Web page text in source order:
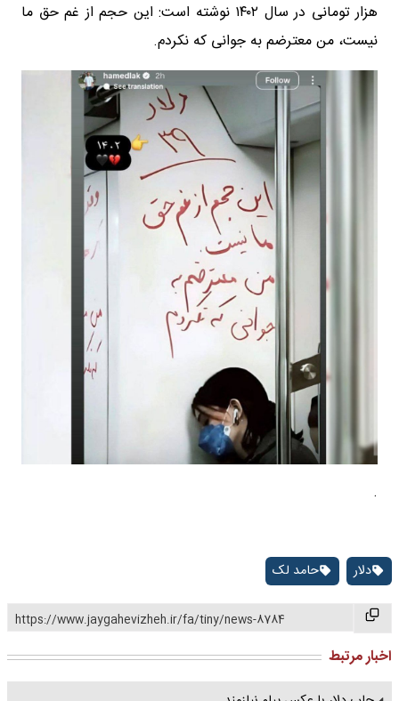
هزار تومانی در سال ۱۴۰۲ نوشته است: این حجم از غم حق ما
نیست، من معترضم به جوانی که نکردم.
.
دلار حامد لک
https://www.jaygahevizheh.ir/fa/tiny/news-8784
اخبار مرتبط